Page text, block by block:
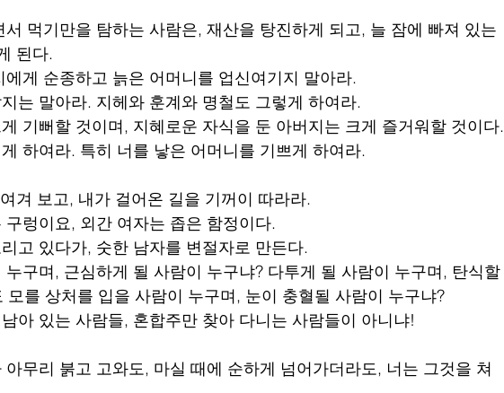
먹기만을 탐하는 사람은, 재산을 탕진하게 되고, 늘 잠에 빠져 있는
된다.
게 순종하고 늙은 어머니를 업신여기지 말아라.
는 말아라. 지헤와 훈계와 명철도 그렇게 하여라.
기뻐할 것이며, 지혜로운 자식을 둔 아버지는 크게 즐거워할 것이다.
하여라. 특히 너를 낳은 어머니를 기쁘게 하여라.
겨 보고, 내가 걸어온 길을 기꺼이 따라라.
렁이요, 외간 여자는 좁은 함정이다.
고 있다가, 숫한 남자를 변절자로 만든다.
구며, 근심하게 될 사람이 누구냐? 다투게 될 사람이 누구며, 탄식할
모를 상처를 입을 사람이 누구며, 눈이 충혈될 사람이 누구냐?
아 있는 사람들, 혼합주만 찾아 다니는 사람들이 아니냐!
무리 붉고 고와도, 마실 때에 순하게 넘어가더라도, 너는 그것을 쳐